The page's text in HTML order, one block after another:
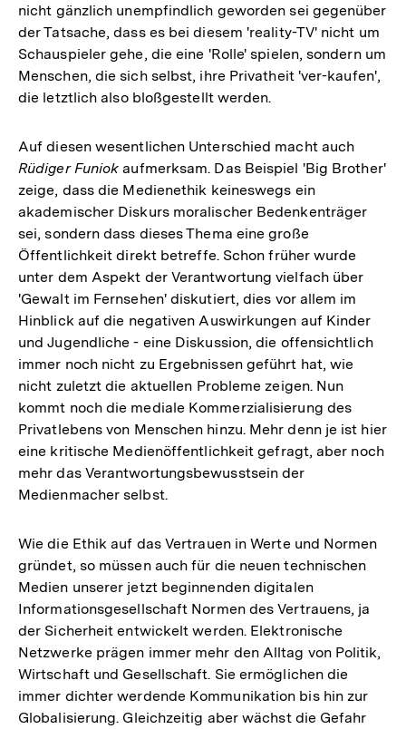
nicht gänzlich unempfindlich geworden sei gegenüber
der Tatsache, dass es bei diesem 'reality-TV' nicht um
Schauspieler gehe, die eine 'Rolle' spielen, sondern um
Menschen, die sich selbst, ihre Privatheit 'ver-kaufen',
die letztlich also bloßgestellt werden.
Auf diesen wesentlichen Unterschied macht auch
Rüdiger Funiok aufmerksam. Das Beispiel 'Big Brother'
zeige, dass die Medienethik keineswegs ein
akademischer Diskurs moralischer Bedenkenträger
sei, sondern dass dieses Thema eine große
Öffentlichkeit direkt betreffe. Schon früher wurde
unter dem Aspekt der Verantwortung vielfach über
'Gewalt im Fernsehen' diskutiert, dies vor allem im
Hinblick auf die negativen Auswirkungen auf Kinder
und Jugendliche - eine Diskussion, die offensichtlich
immer noch nicht zu Ergebnissen geführt hat, wie
nicht zuletzt die aktuellen Probleme zeigen. Nun
kommt noch die mediale Kommerzialisierung des
Privatlebens von Menschen hinzu. Mehr denn je ist hier
eine kritische Medienöffentlichkeit gefragt, aber noch
mehr das Verantwortungsbewusstsein der
Medienmacher selbst.
Wie die Ethik auf das Vertrauen in Werte und Normen
gründet, so müssen auch für die neuen technischen
Medien unserer jetzt beginnenden digitalen
Informationsgesellschaft Normen des Vertrauens, ja
der Sicherheit entwickelt werden. Elektronische
Netzwerke prägen immer mehr den Alltag von Politik,
Wirtschaft und Gesellschaft. Sie ermöglichen die
immer dichter werdende Kommunikation bis hin zur
Globalisierung. Gleichzeitig aber wächst die Gefahr